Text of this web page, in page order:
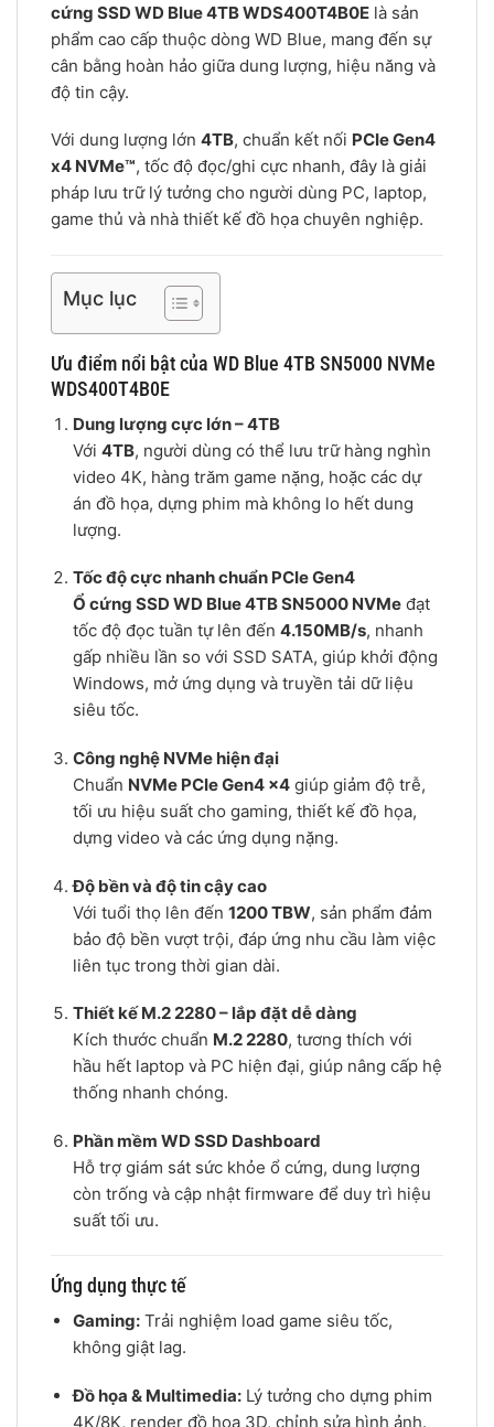
cứng SSD WD Blue 4TB WDS400T4B0E là sản
phẩm cao cấp thuộc dòng WD Blue, mang đến sự
cân bằng hoàn hảo giữa dung lượng, hiệu năng và
độ tin cậy.
Với dung lượng lớn 4TB, chuẩn kết nối PCIe Gen4
x4 NVMe™, tốc độ đọc/ghi cực nhanh, đây là giải
pháp lưu trữ lý tưởng cho người dùng PC, laptop,
game thủ và nhà thiết kế đồ họa chuyên nghiệp.
Mục lục
Ưu điểm nổi bật của WD Blue 4TB SN5000 NVMe
WDS400T4B0E
Dung lượng cực lớn – 4TB
Với 4TB, người dùng có thể lưu trữ hàng nghìn
video 4K, hàng trăm game nặng, hoặc các dự
án đồ họa, dựng phim mà không lo hết dung
lượng.
Tốc độ cực nhanh chuẩn PCIe Gen4
Ổ cứng SSD WD Blue 4TB SN5000 NVMeđạt
tốc độ đọc tuần tự lên đến 4.150MB/s, nhanh
gấp nhiều lần so với SSD SATA, giúp khởi động
Windows, mở ứng dụng và truyền tải dữ liệu
siêu tốc.
Công nghệ NVMe hiện đại
Chuẩn NVMe PCIe Gen4 x4giúp giảm độ trễ,
tối ưu hiệu suất cho gaming, thiết kế đồ họa,
dựng video và các ứng dụng nặng.
Độ bền và độ tin cậy cao
Với tuổi thọ lên đến 1200 TBW, sản phẩm đảm
bảo độ bền vượt trội, đáp ứng nhu cầu làm việc
liên tục trong thời gian dài.
Thiết kế M.2 2280 – lắp đặt dễ dàng
Kích thước chuẩn M.2 2280, tương thích với
hầu hết laptop và PC hiện đại, giúp nâng cấp hệ
thống nhanh chóng.
Phần mềm WD SSD Dashboard
Hỗ trợ giám sát sức khỏe ổ cứng, dung lượng
còn trống và cập nhật firmware để duy trì hiệu
suất tối ưu.
Ứng dụng thực tế
Gaming:Trải nghiệm load game siêu tốc,
không giật lag.
Đồ họa & Multimedia:Lý tưởng cho dựng phim
4K/8K, render đồ họa 3D, chỉnh sửa hình ảnh.